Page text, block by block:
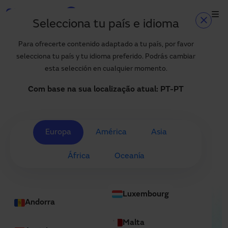
Passar para o conteúdo principal
Selecciona tu país e idioma
Para ofrecerte contenido adaptado a tu país, por favor
selecciona tu país y tu idioma preferido. Podrás cambiar
esta selección en cualquier momento.
Com base na sua localização atual: PT-PT
Europa América Asia
África Oceanía
Andorra
Luxembourg
Malta
Início
Serviços
Projetos
+351 214 787 270